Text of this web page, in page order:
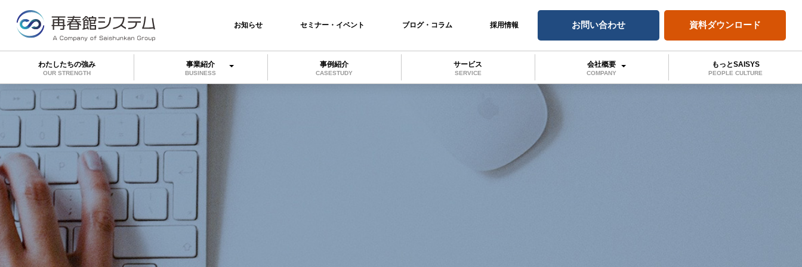
お知らせ セミナー・イベント ブログ・コラム 採用情報 お問い合わせ 資料ダウンロード
わたしたちの強み
OUR STRENGTH
事業紹介
BUSINESS
事例紹介
CASESTUDY
サービス
SERVICE
会社概要
COMPANY
もっとSAISYS
PEOPLE CULTURE